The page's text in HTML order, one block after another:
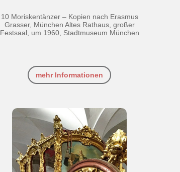
10 Moriskentänzer – Kopien nach Erasmus
Grasser, München Altes Rathaus, großer
Festsaal, um 1960, Stadtmuseum München
mehr Informationen